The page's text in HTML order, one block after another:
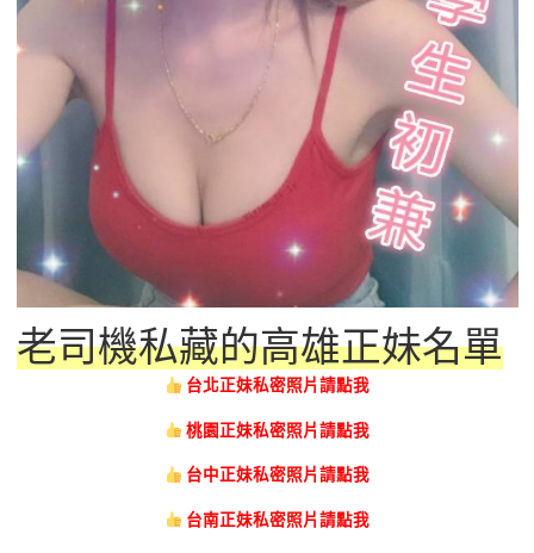
老司機私藏的高雄正妹名單
台北正妹私密照片請點我
桃園正妹私密照片請點我
台中正妹私密照片請點我
台南正妹私密照片請點我